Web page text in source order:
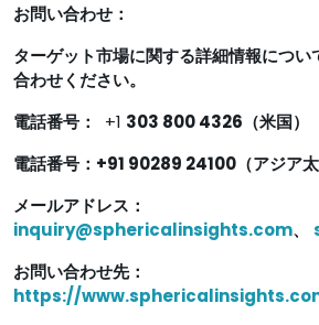
お問い合わせ：
ターゲット市場に関する詳細情報につ
合わせください。
電話番号：
+1 303 800 4326（米国）
電話番号：+91 90289 24100（アジア太
メールアドレス：
inquiry@sphericalinsights.com、
お問い合わせ先：
https://